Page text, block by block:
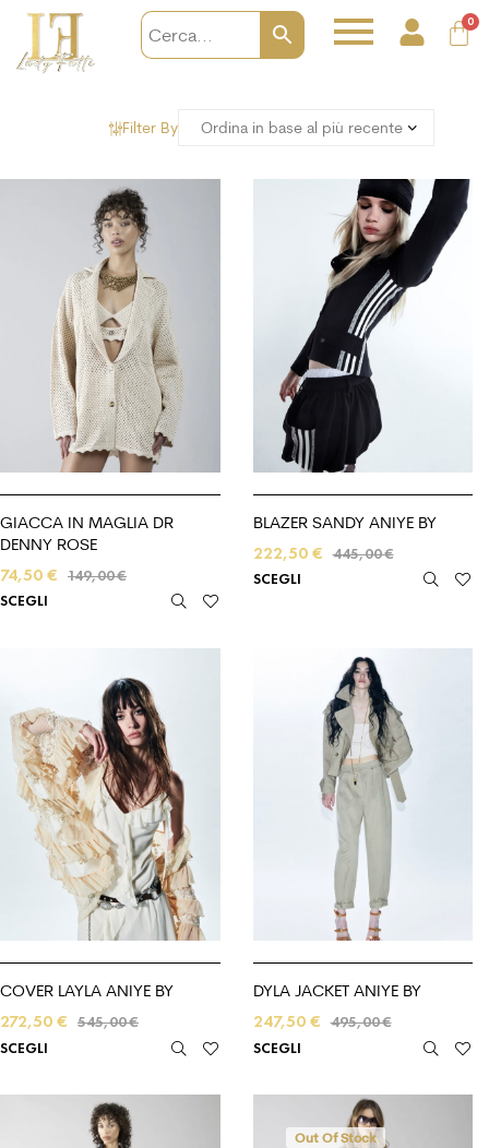
0
Filter By
GIACCA IN MAGLIA DR
DENNY ROSE
149,00€
74,50 €
SCEGLI
BLAZER SANDY ANIYE BY
445,00€
222,50 €
SCEGLI
COVER LAYLA ANIYE BY
545,00€
272,50 €
SCEGLI
DYLA JACKET ANIYE BY
495,00€
247,50 €
SCEGLI
Out Of Stock